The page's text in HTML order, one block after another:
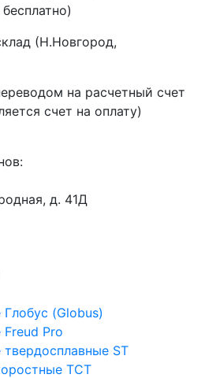
(Н.Новгород,
на расчетный счет
счет на оплату)
д. 41Д
(Globus)
Pro
ST
ТСТ